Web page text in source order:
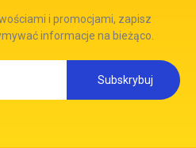
i promocjami, zapisz
informacje na bieżąco.
Subskrybuj